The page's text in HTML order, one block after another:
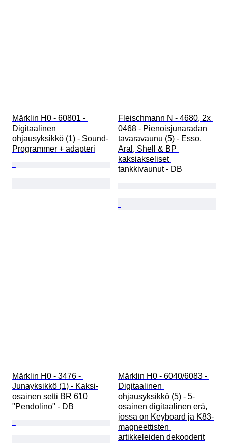
Märklin H0 - 60801 -
Digitaalinen
ohjausyksikkö (1) - Sound-
Programmer + adapteri
Fleischmann N - 4680, 2x
0468 - Pienoisjunaradan
tavaravaunu (5) - Esso,
Aral, Shell & BP
kaksiakseliset
tankkivaunut - DB
Märklin H0 - 3476 -
Junayksikkö (1) - Kaksi-
osainen setti BR 610
"Pendolino" - DB
Märklin H0 - 6040/6083 -
Digitaalinen
ohjausyksikkö (5) - 5-
osainen digitaalinen erä,
jossa on Keyboard ja K83-
magneettisten
artikkeleiden dekooderit